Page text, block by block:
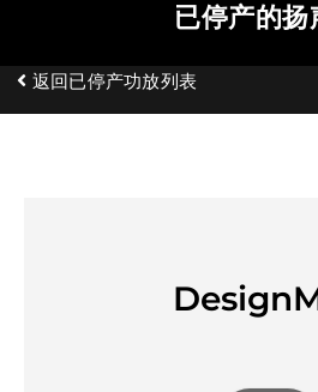
已停产的扬
返回已停产功放列表